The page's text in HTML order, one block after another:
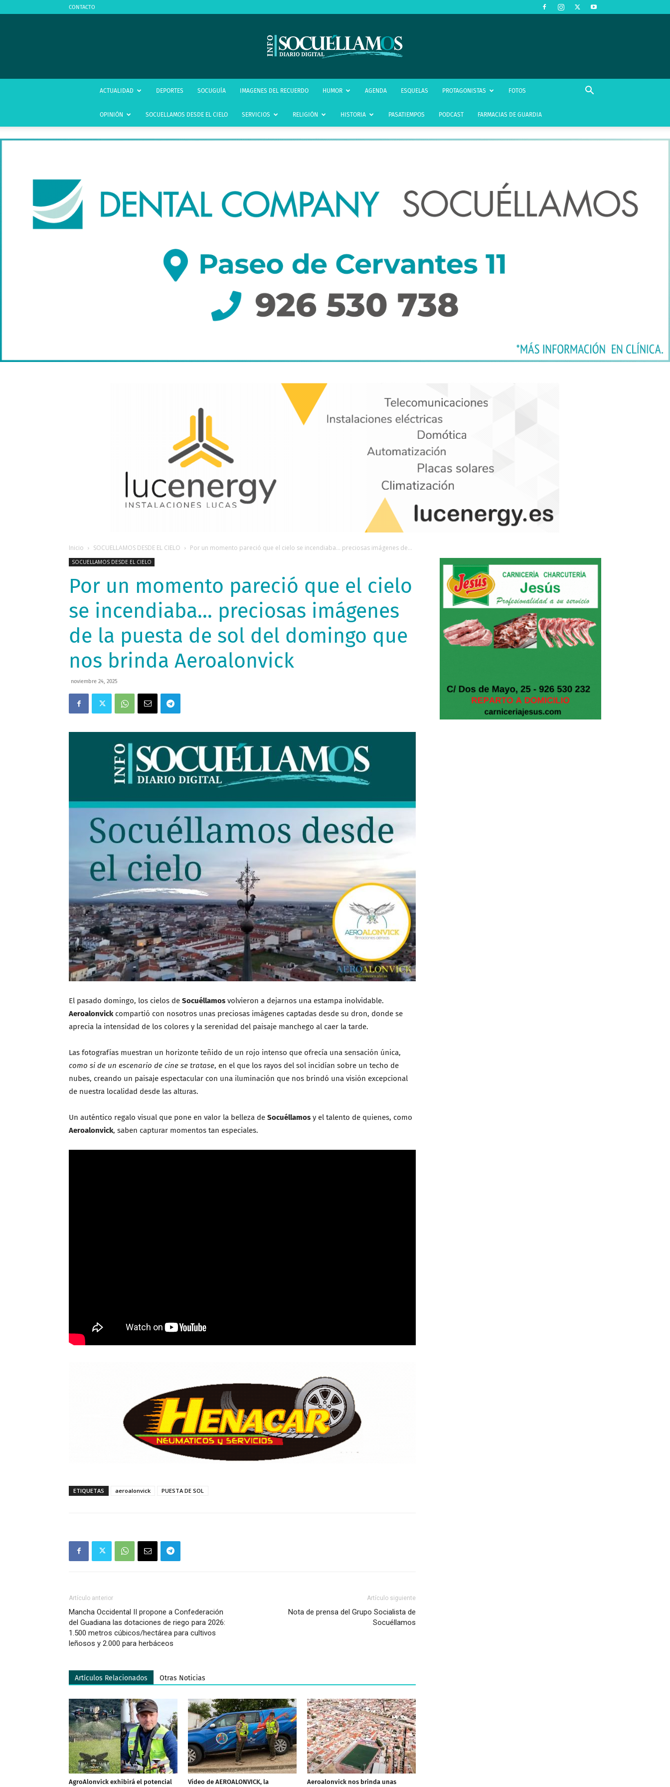
CONTACTO
infoSocuéllamos
ACTUALIDAD DEPORTES SOCUGUÍA IMAGENES DEL RECUERDO HUMOR AGENDA ESQUELAS PROTAGONISTAS FOTOS
OPINIÓN SOCUELLAMOS DESDE EL CIELO SERVICIOS RELIGIÓN HISTORIA PASATIEMPOS PODCAST FARMACIAS DE GUARDIA
Inicio SOCUELLAMOS DESDE EL CIELO Por un momento pareció que el cielo se incendiaba... preciosas imágenes de...
SOCUELLAMOS DESDE EL CIELO
Por un momento pareció que el cielo
se incendiaba... preciosas imágenes
de la puesta de sol del domingo que
nos brinda Aeroalonvick
noviembre 24, 2025
El pasado domingo, los cielos de Socuéllamos volvieron a dejarnos una estampa inolvidable.
Aeroalonvickcompartió con nosotros unas preciosas imágenes captadas desde su dron, donde se
aprecia la intensidad de los colores y la serenidad del paisaje manchego al caer la tarde.
Las fotografías muestran un horizonte teñido de un rojo intenso que ofrecía una sensación única,
como si de un escenario de cine se tratase, en el que los rayos del sol incidían sobre un techo de
nubes, creando un paisaje espectacular con una iluminación que nos brindó una visión excepcional
de nuestra localidad desde las alturas.
Un auténtico regalo visual que pone en valor la belleza de Socuéllamos y el talento de quienes, como
Aeroalonvick, saben capturar momentos tan especiales.
ETIQUETAS aeroalonvick PUESTA DE SOL
Artículo anterior
Mancha Occidental II propone a Confederación
del Guadiana las dotaciones de riego para 2026:
1.500 metros cúbicos/hectárea para cultivos
leñosos y 2.000 para herbáceos
Artículo siguiente
Nota de prensa del Grupo Socialista de
Socuéllamos
Artículos Relacionados Otras Noticias
AgroAlonvick exhibirá el potencial Vídeo de AEROALONVICK, la Aeroalonvick nos brinda unas